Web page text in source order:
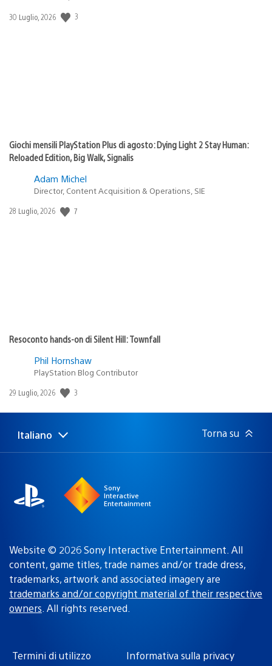
Data
30 Luglio, 2026 3
Giochi mensili PlayStation Plus di agosto: Dying Light 2 Stay Human:
Reloaded Edition, Big Walk, Signalis
Adam Michel
Director, Content Acquisition & Operations, SIE
Data
28 Luglio, 2026 7
Resoconto hands-on di Silent Hill: Townfall
Phil Hornshaw
PlayStation Blog Contributor
Data
pubblicazione:
29 Luglio, 2026 3
Seleziona
una
Regione
attuale:
Italiano Torna su
Sony
Interactive
Entertainment
Website © 2026 Sony Interactive Entertainment. All
content, game titles, trade names and/or trade dress,
trademarks, artwork and associated imagery are
trademarks and/or copyright material of their respective
owners. All rights reserved.
Termini di utilizzo Informativa sulla privacy